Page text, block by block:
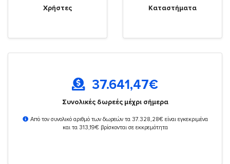
Χρήστες Καταστήματα
37.641,47€
Συνολικές δωρεές μέχρι σήμερα
Από τον συνολικό αριθμό των δωρεών τα 37.328,28€ είναι εγκεκριμένα
και τα 313,19€ βρίσκονται σε εκκρεμότητα